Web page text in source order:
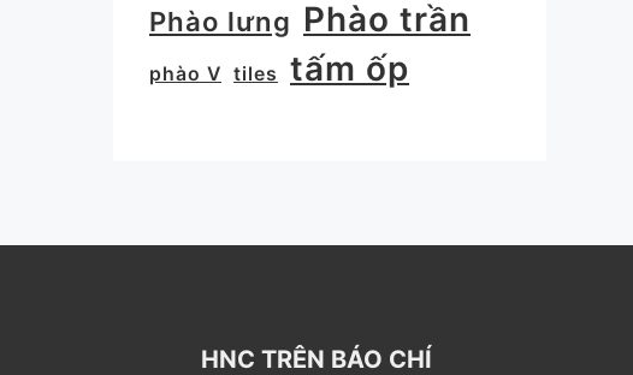
Phào lưng Phào trần
phào V tiles tấm ốp
HNC TRÊN BÁO CHÍ